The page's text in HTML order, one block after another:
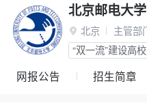
北京邮电大学
 北京 主管部
“双一流”建设高校
网报公告 招生简章